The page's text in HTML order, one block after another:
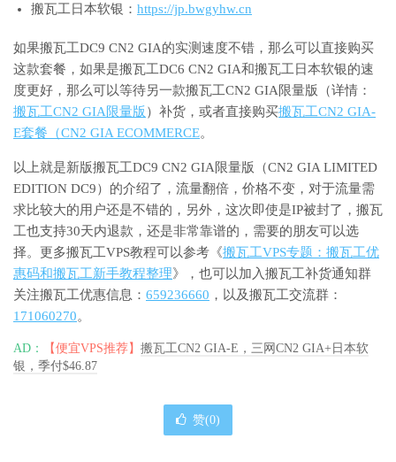
搬瓦工日本软银： https://jp.bwgyhw.cn
如果搬瓦工DC9 CN2 GIA的实测速度不错，那么可以直接购买
这款套餐，如果是搬瓦工DC6 CN2 GIA和搬瓦工日本软银的速
度更好，那么可以等待另一款搬瓦工CN2 GIA限量版（详情：
搬瓦工CN2 GIA限量版 ）补货，或者直接购买搬瓦工CN2 GIA-
E套餐（CN2 GIA ECOMMERCE。
以上就是新版搬瓦工DC9 CN2 GIA限量版（CN2 GIA LIMITED
EDITION DC9）的介绍了，流量翻倍，价格不变，对于流量需
求比较大的用户还是不错的，另外，这次即使是IP被封了，搬瓦
工也支持30天内退款，还是非常靠谱的，需要的朋友可以选
择。更多搬瓦工VPS教程可以参考《搬瓦工VPS专题：搬瓦工优
惠码和搬瓦工新手教程整理》，也可以加入搬瓦工补货通知群
关注搬瓦工优惠信息： 659236660 ，以及搬瓦工交流群：
171060270。
AD： 【便宜VPS推荐】 搬瓦工CN2 GIA-E，三网CN2 GIA+日本软
银，季付$46.87
赞(0)